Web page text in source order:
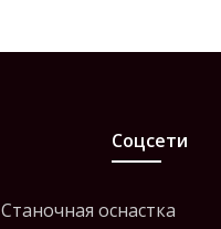
Станочная оснастка
Соцсети